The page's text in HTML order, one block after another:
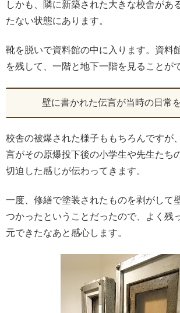
しかも、隣に新築された大きな校舎があ
たない状態にあります。
靴を脱いで資料館の中に入ります。資料
を残して、一階と地下一階を見ることが
壁に書かれた伝言が当時の日常
校舎の被爆された様子ももちろんですが
言がその原爆投下後の小学生や先生たち
切迫した感じが伝わってきます。
一度、修繕で塗装されたものを剥がして
つかったということだったので、よく残
元できたなあと感心します。